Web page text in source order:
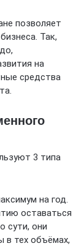
позволяет
Так,
на
средства
3 типа
на год.
оставаться
сути, они
в тех объёмах,